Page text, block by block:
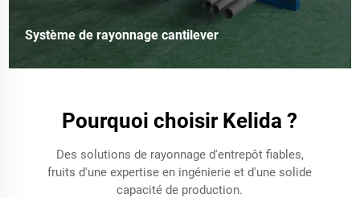
Système de rayonnage cantilever
Pourquoi choisir Kelida ?
Des solutions de rayonnage d'entrepôt fiables,
fruits d'une expertise en ingénierie et d'une solide
capacité de production.